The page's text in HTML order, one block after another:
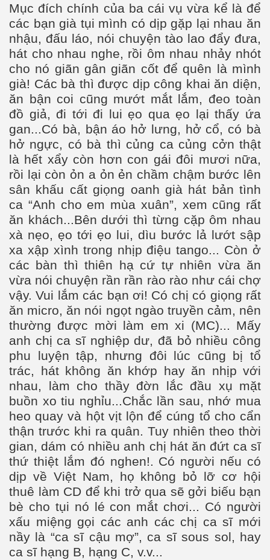
Mục đích chính của ba cái vụ vừa kể là để
các bạn già tụi mình có dịp gặp lại nhau ăn
nhậu, đấu láo, nói chuyện tào lao đẩy đưa,
hát cho nhau nghe, rồi ôm nhau nhảy nhót
cho nó giãn gân giãn cốt để quên là mình
già! Các bà thì được dịp công khai ăn diện,
ăn bận coi cũng mướt mắt lắm, đeo toàn
đồ giả, đi tới đi lui ẹo qua ẹo lại thấy ứa
gan...Có bà, bận áo hở lưng, hở cổ, có bà
hở ngực, có bà thì củng ca củng cởn thật
là hết xẩy còn hơn con gái đôi mươi nữa,
rồi lại còn ỏn a ỏn ẻn chầm chậm bước lên
sân khấu cất giọng oanh già hát bản tình
ca “Anh cho em mùa xuân”, xem cũng rất
ăn khách...Bên dưới thì từng cặp ôm nhau
xà nẹo, ẹo tới ẹo lui, dìu bước lả lướt sập
xa xập xình trong nhịp điệu tango... Còn ở
các bàn thì thiên hạ cứ tự nhiên vừa ăn
vừa nói chuyện rần rần rào rào như cái chợ
vậy. Vui lắm các bạn ơi! Có chị có giọng rất
ăn micro, ăn nói ngọt ngào truyền cảm, nên
thường được mời làm em xi (MC)... Mấy
anh chị ca sĩ nghiệp dư, đã bỏ nhiều công
phu luyện tập, nhưng đôi lúc cũng bị tổ
trác, hát không ăn khớp hay ăn nhịp với
nhau, làm cho thầy đờn lắc đầu xụ mặt
buồn xo tiu nghỉu...Chắc lần sau, nhớ mua
heo quay và hột vịt lộn để cúng tổ cho cẩn
thận trước khi ra quân. Tuy nhiên theo thời
gian, dám có nhiều anh chị hát ăn đứt ca sĩ
thứ thiệt lắm đó nghen!. Có người nếu có
dịp về Việt Nam, họ không bỏ lỡ cơ hội
thuê làm CD để khi trở qua sẽ gởi biếu bạn
bè cho tụi nó lé con mắt chơi... Có người
xấu miệng gọi các anh các chị ca sĩ mới
nầy là “ca sĩ cậu mợ”, ca sĩ sous sol, hay
ca sĩ hạng B, hạng C, v.v...